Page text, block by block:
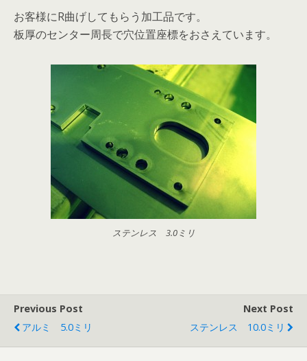
お客様にR曲げしてもらう加工品です。
板厚のセンター周長で穴位置座標をおさえています。
ステンレス 3.0ミリ
Previous Post
アルミ 5.0ミリ
Next Post
ステンレス 10.0ミリ